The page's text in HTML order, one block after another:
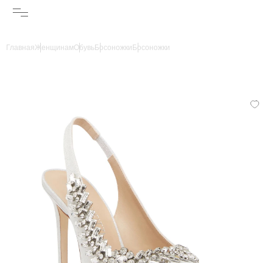
ГлавнаяЖенщинамОбувьБосоножки Босоножки